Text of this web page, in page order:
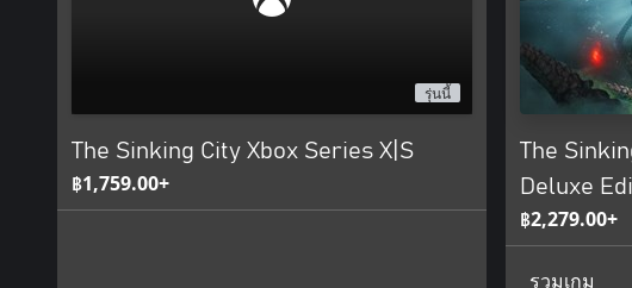
รุ่นนี้
The Sinking City Xbox Series X|S
฿1,759.00+
The
Deluxe
฿2,279.00+
รวมเกม